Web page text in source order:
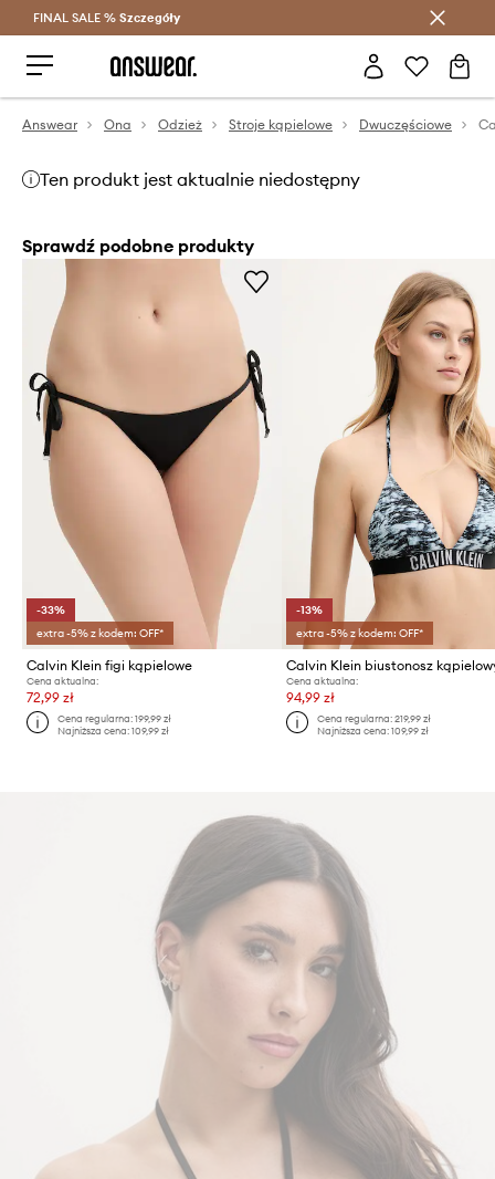
Oszczędzaj z Answear Club >
FINAL SALE % Szczegóły
Answear Ona Odzież Stroje kąpielowe Dwuczęściowe
Ten produkt jest aktualnie niedostępny
Sprawdź podobne produkty
-33%
extra -5% z kodem: OFF*
Calvin Klein figi kąpielowe
Cena aktualna:
72,99 zł
Cena regularna:199,99 zł
Najniższa cena:109,99 zł
-13%
extra -5% z kodem: OFF*
Calvin Klein biustonosz
Cena aktualna:
94,99 zł
Cena regularna: 219,99 zł
Najniższa cena: 109,99 zł